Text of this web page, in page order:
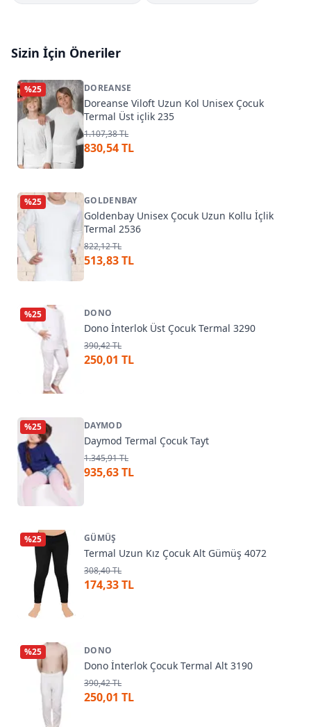
Sizin İçin Öneriler
%25 DOREANSE
Doreanse Viloft Uzun Kol Unisex Çocuk
Termal Üst içlik 235
1.107,38 TL
830,54 TL
%25 GOLDENBAY
Goldenbay Unisex Çocuk Uzun Kollu İçlik
Termal 2536
822,12 TL
513,83 TL
%25 DONO
Dono İnterlok Üst Çocuk Termal 3290
390,42 TL
250,01 TL
%25 DAYMOD
Daymod Termal Çocuk Tayt
1.345,91 TL
935,63 TL
%25 GÜMÜŞ
Termal Uzun Kız Çocuk Alt Gümüş 4072
308,40 TL
174,33 TL
%25 DONO
Dono İnterlok Çocuk Termal Alt 3190
390,42 TL
250,01 TL